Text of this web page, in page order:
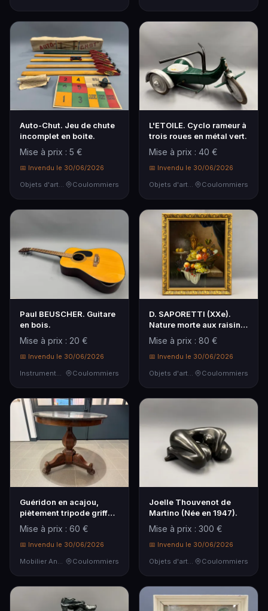
Auto-Chut. Jeu de chute
incomplet en boite.
Mise à prix : 5 €
📅 Invendu le 30/06/2026
Objets d'art & Curiosités
Coulommiers
L'ETOILE. Cyclo rameur à
trois roues en métal vert.
Mise à prix : 40 €
📅 Invendu le 30/06/2026
Objets d'art & Curiosités
Coulommiers
Paul BEUSCHER. Guitare
en bois.
Mise à prix : 20 €
📅 Invendu le 30/06/2026
Instruments de Musique
Coulommiers
D. SAPORETTI (XXe).
Nature morte aux raisins
et fruits.
Mise à prix : 80 €
📅 Invendu le 30/06/2026
Objets d'art & Curiosités
Coulommiers
Guéridon en acajou,
piètement tripode griffe
et plateau de m…
Mise à prix : 60 €
📅 Invendu le 30/06/2026
Mobilier Ancien
Coulommiers
Joelle Thouvenot de
Martino (Née en 1947).
Mise à prix : 300 €
📅 Invendu le 30/06/2026
Objets d'art & Curiosités
Coulommiers